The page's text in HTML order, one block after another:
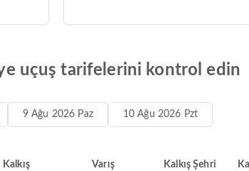
uçuş tarifelerini kontrol edin
9 Ağu 2026 Paz 10 Ağu 2026 Pzt
Kalkış Varış Kalkış Şehri